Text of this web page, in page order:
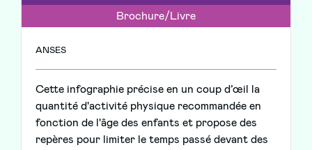
Brochure/Livre
ANSES
Cette infographie précise en un coup d’œil la
quantité d'activité physique recommandée en
fonction de l'âge des enfants et propose des
repères pour limiter le temps passé devant des